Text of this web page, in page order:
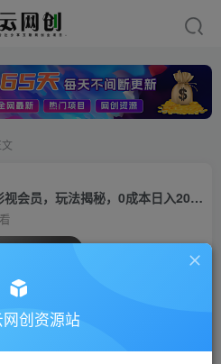
（10517期）咸鱼卖全网VIP影视会员，玩法揭秘，0成本日入200-500
专属资源
您暂无购买权限，请先开通会员
开通会员
创资源站